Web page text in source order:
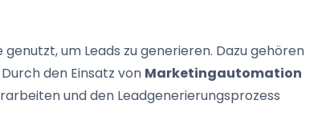
um Leads zu generieren. Dazu gehören
Durch den Einsatz von Marketingautomation
und den Leadgenerierungsprozess